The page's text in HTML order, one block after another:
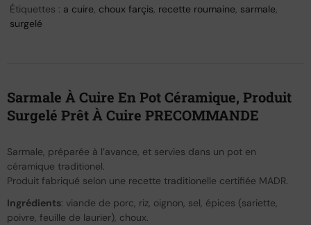
Étiquettes : a cuire, choux farçis, recette roumaine, sarmale,
surgelé
Sarmale À Cuire En Pot Céramique, Produit
Surgelé Prêt À Cuire PRECOMMANDE
Sarmale, préparée à l’avance, et servies dans un pot en
céramique traditionel.
Produit fabriqué selon une recette traditionelle certifiée MADR.
Ingrédients: viande de porc, riz, oignon, sel, épices (sariette,
poivre, feuille de laurier), choux.